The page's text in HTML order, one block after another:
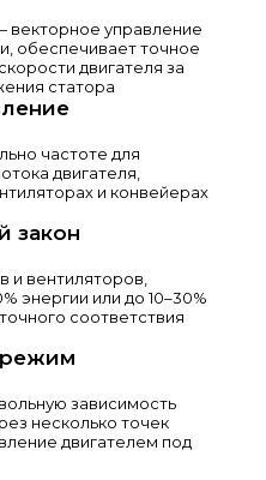
векторное управление
обеспечивает точное
двигателя за
статора
частоте для
двигателя,
и конвейерах
закон
и вентиляторов,
энергии или до 10–30%
соответствия
зависимость
несколько точек
двигателем под